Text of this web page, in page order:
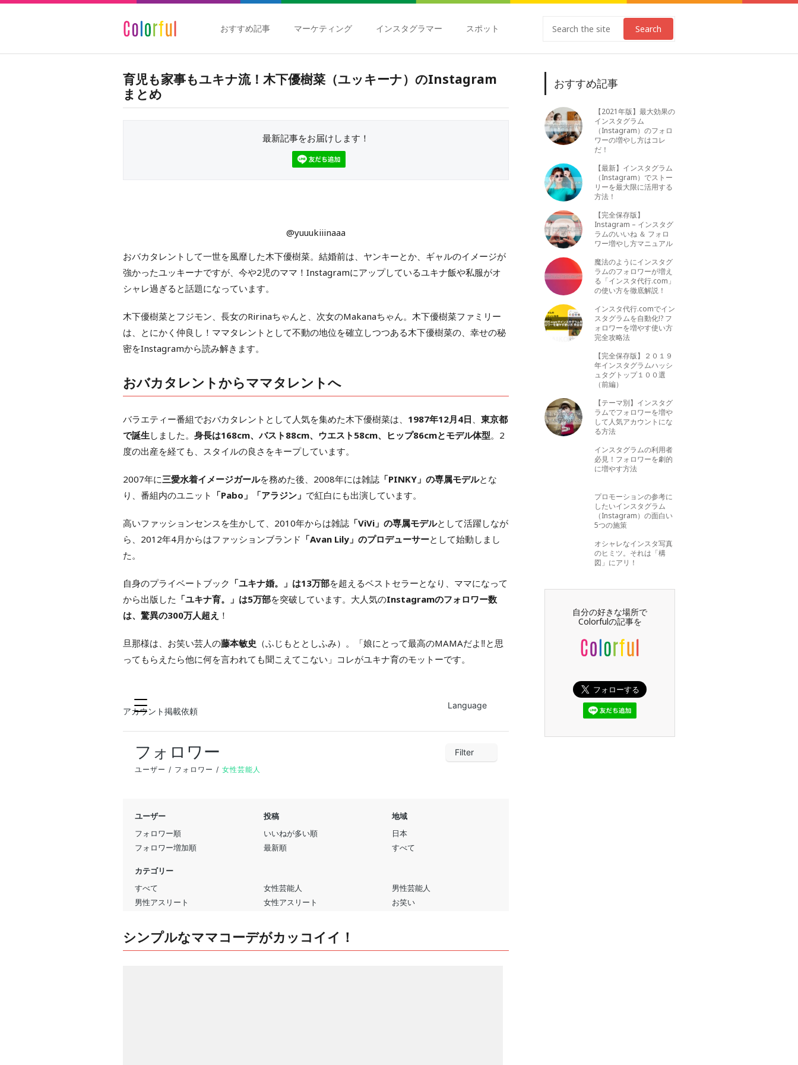
おすすめ記事 マーケティング インスタグラマー スポット Search
育児も家事もユキナ流！木下優樹菜（ユッキーナ）のInstagram
まとめ
最新記事をお届けします！
@yuuukiiinaaa
おバカタレントして一世を風靡した木下優樹菜。結婚前は、ヤンキーとか、ギャルのイメージが
強かったユッキーナですが、今や2児のママ！Instagramにアップしているユキナ飯や私服がオ
シャレ過ぎると話題になっています。
木下優樹菜とフジモン、長女のRirinaちゃんと、次女のMakanaちゃん。木下優樹菜ファミリー
は、とにかく仲良し！ママタレントとして不動の地位を確立しつつある木下優樹菜の、幸せの秘
密をInstagramから読み解きます。
おバカタレントからママタレントへ
バラエティー番組でおバカタレントとして人気を集めた木下優樹菜は、 1987年12月4日 、 東京都
で誕生しました。 身長は168cm、バスト88cm、ウエスト58cm、ヒップ86cmとモデル体型。2
度の出産を経ても、スタイルの良さをキープしています。
2007年に三愛水着イメージガールを務めた後、2008年には雑誌 「PINKY」の専属モデルとな
り、番組内のユニット 「Pabo」「アラジン」 で紅白にも出演しています。
高いファッションセンスを生かして、2010年からは雑誌 「ViVi」の専属モデルとして活躍しなが
ら、2012年4月からはファッションブランド 「Avan Lily」のプロデューサーとして始動しまし
た。
自身のプライベートブック 「ユキナ婚。」は13万部を超えるベストセラーとなり、ママになって
から出版した 「ユキナ育。」は5万部を突破しています。大人気のInstagramのフォロワー数
は、驚異の300万人超え ！
旦那様は、お笑い芸人の藤本敏史 （ふじもととしふみ）。「娘にとって最高のMAMAだよ‼︎と思
ってもらえたら他に何を言われても聞こえてこない」コレがユキナ育のモットーです。
シンプルなママコーデがカッコイイ！
おすすめ記事
【2021年版】最大効果の
インスタグラム
（Instagram）のフォロ
ワーの増やし方はコレ
だ！
【最新】インスタグラム
（Instagram）でストー
リーを最大限に活用する
方法！
【完全保存版】
Instagram – インスタグ
ラムのいいね ＆ フォロ
ワー増やし方マニュアル
魔法のようにインスタグ
ラムのフォロワーが増え
る「インスタ代行.com」
の使い方を徹底解説！
インスタ代行.comでイン
スタグラムを自動化!? フ
ォロワーを増やす使い方
完全攻略法
【完全保存版】２０１９
年インスタグラムハッシ
ュタグトップ１００選
（前編）
【テーマ別】インスタグ
ラムでフォロワーを増や
して人気アカウントにな
る方法
インスタグラムの利用者
必見！フォロワーを劇的
に増やす方法
プロモーションの参考に
したいインスタグラム
（Instagram）の面白い
5つの施策
オシャレなインスタ写真
のヒミツ。それは「構
図」にアリ！
自分の好きな場所で
Colorfulの記事を